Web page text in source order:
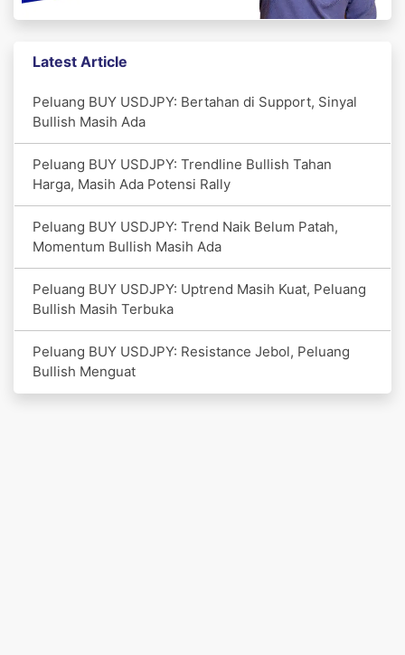
Latest Article
Peluang BUY USDJPY: Bertahan di Support, Sinyal
Bullish Masih Ada
Peluang BUY USDJPY: Trendline Bullish Tahan
Harga, Masih Ada Potensi Rally
Peluang BUY USDJPY: Trend Naik Belum Patah,
Momentum Bullish Masih Ada
Peluang BUY USDJPY: Uptrend Masih Kuat, Peluang
Bullish Masih Terbuka
Peluang BUY USDJPY: Resistance Jebol, Peluang
Bullish Menguat